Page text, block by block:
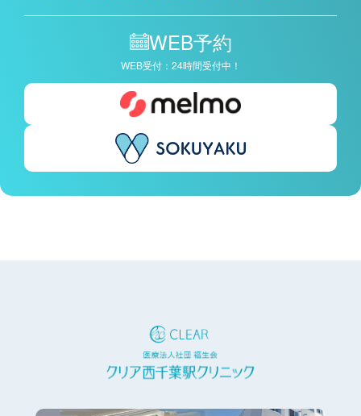
WEB予約
WEB受付：24時間受付中！